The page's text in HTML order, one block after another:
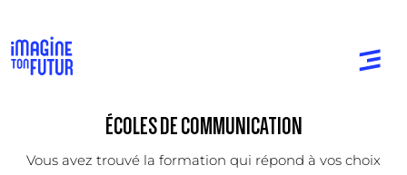
ÉCOLES DE COMMUNICATION
Vous avez trouvé la formation qui répond à vos choix